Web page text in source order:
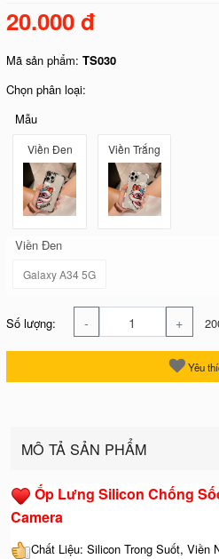
20.000 đ
Mã sản phẩm:TS030
Chọn phân loại:
Mẫu
Viền Đen Viền Trắng
Viền Đen
Galaxy A34 5G
Số lượng: - +
Yêu
MÔ TẢ SẢN PHẨM
Ốp Lưng Silicon Chống
Camera
Chất Liệu: Silicon Trong Suốt, Viền